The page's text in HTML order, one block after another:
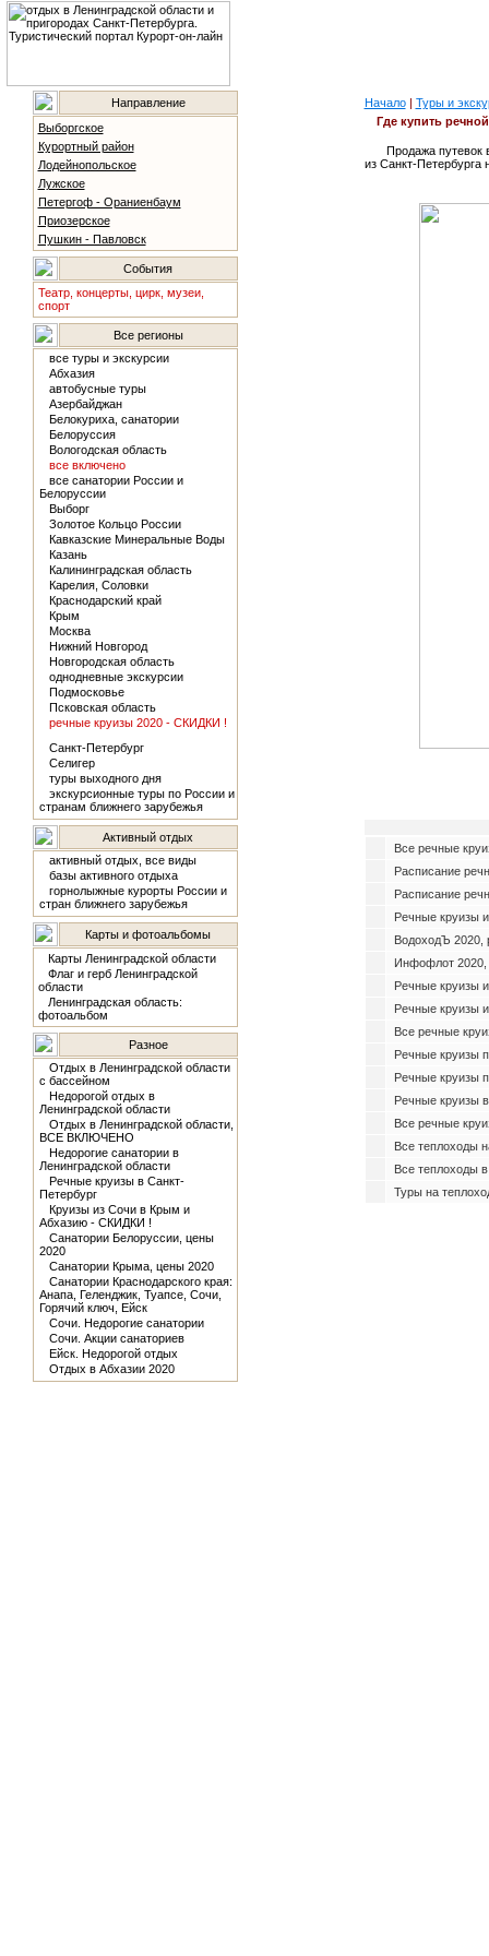
Направление
Выборгское
Курортный район
Лодейнопольское
Лужское
Петергоф - Ораниенбаум
Приозерское
Пушкин - Павловск
События
Театр, концерты, цирк, музеи,
спорт
Все регионы
все туры и экскурсии
Абхазия
автобусные туры
Азербайджан
Белокуриха, санатории
Белоруссия
Вологодская область
все включено
все санатории России и
Белоруссии
Выборг
Золотое Кольцо России
Кавказские Минеральные Воды
Казань
Калининградская область
Карелия, Соловки
Краснодарский край
Крым
Москва
Нижний Новгород
Новгородская область
однодневные экскурсии
Подмосковье
Псковская область
речные круизы 2020 - СКИДКИ !
Санкт-Петербург
Селигер
туры выходного дня
экскурсионные туры по России и
странам ближнего зарубежья
Активный отдых
активный отдых, все виды
базы активного отдыха
горнолыжные курорты России и
стран ближнего зарубежья
Карты и фотоальбомы
Карты Ленинградской области
Флаг и герб Ленинградской
области
Ленинградская область:
фотоальбом
Разное
Отдых в Ленинградской области
с бассейном
Недорогой отдых в
Ленинградской области
Отдых в Ленинградской области,
ВСЕ ВКЛЮЧЕНО
Недорогие санатории в
Ленинградской области
Речные круизы в Санкт-
Петербург
Круизы из Сочи в Крым и
Абхазию - СКИДКИ !
Санатории Белоруссии, цены
2020
Санатории Крыма, цены 2020
Санатории Краснодарского края:
Анапа, Геленджик, Туапсе, Сочи,
Горячий ключ, Ейск
Сочи. Недорогие санатории
Сочи. Акции санаториев
Ейск. Недорогой отдых
Отдых в Абхазии 2020
Начало| Туры и
Где купить
Продажа путевок
из Санкт-
Все речные
Расписание
Расписание
Речные круизы
ВодоходЪ 2020,
Инфофлот 2020,
Речные круизы
Речные круизы
Все речные
Речные круизы
Речные круизы
Речные круизы
Все речные
Все теплоходы
Все теплоходы
Туры на